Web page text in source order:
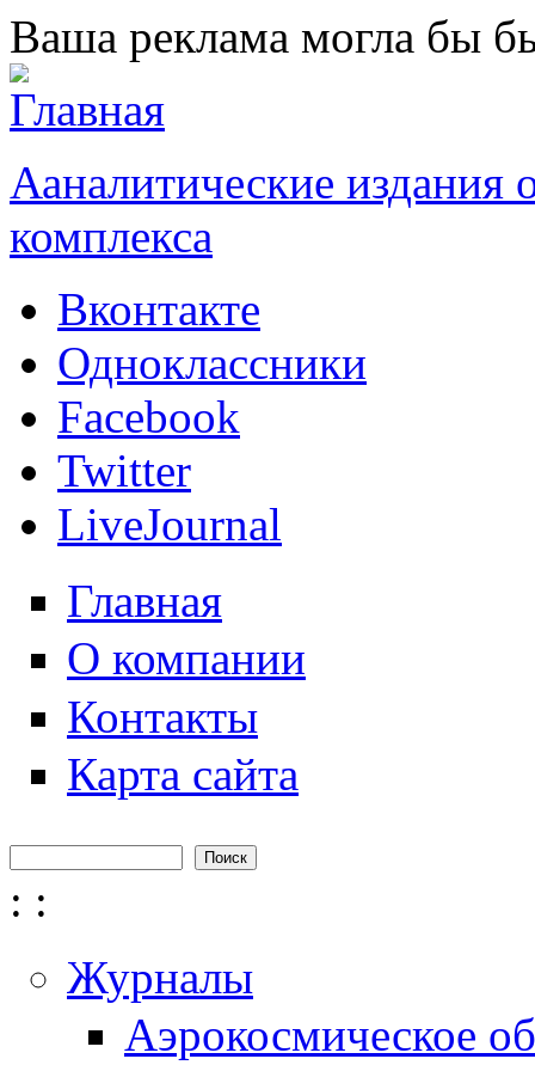
Перейти к основному содержанию
Ваша реклама могла бы
Ааналитические
комплекса
Вконтакте
Одноклассники
Facebook
Twitter
LiveJournal
Главная
О компании
Контакты
Карта сайта
Форма поиска
: :
Журналы
Аэрокосмическое